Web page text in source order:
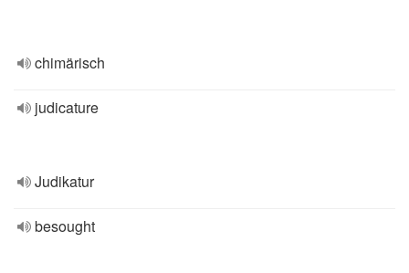
chimärisch
judicature
Judikatur
besought